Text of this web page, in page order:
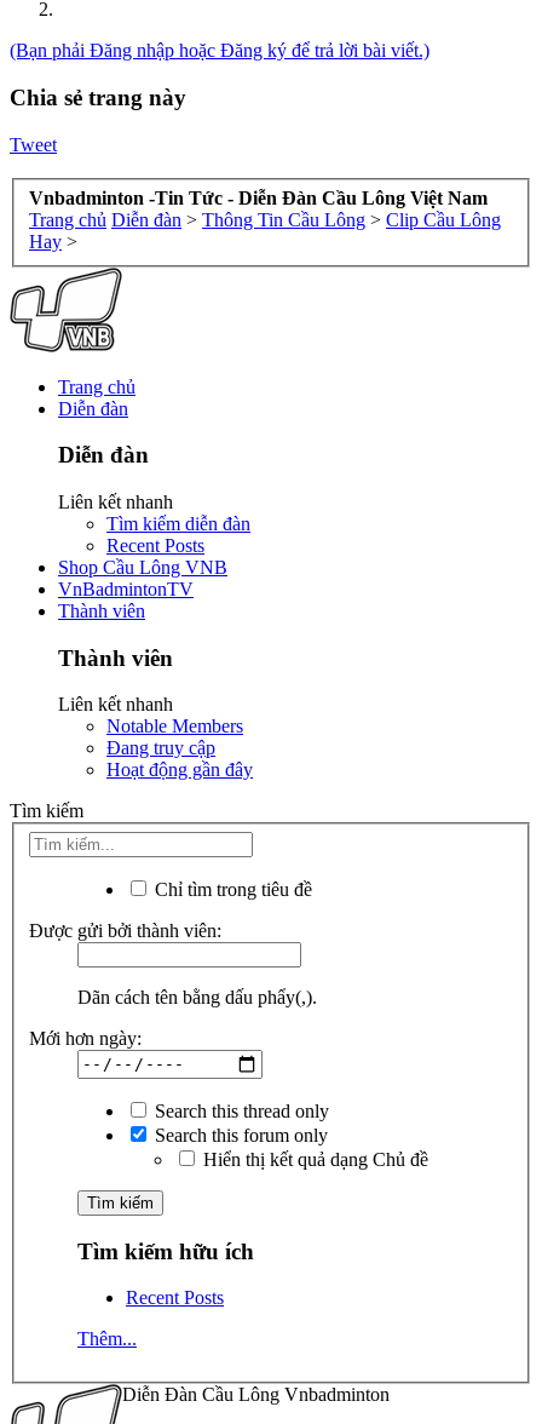
(Bạn phải Đăng nhập hoặc Đăng ký để trả lời bài viết.)
Chia sẻ trang này
Tweet
Vnbadminton -Tin Tức - Diễn Đàn Cầu Lông Việt Nam
Trang chủ Diễn đàn > Thông Tin Cầu Lông > Clip Cầu Lông
Hay >
Trang chủ
Diễn đàn
Diễn đàn
Liên kết nhanh
Tìm kiếm diễn đàn
Recent Posts
Shop Cầu Lông VNB
VnBadmintonTV
Thành viên
Thành viên
Liên kết nhanh
Notable Members
Đang truy cập
Hoạt động gần đây
Tìm kiếm
Chỉ tìm trong tiêu đề
Được gửi bởi thành viên:
Dãn cách tên bằng dấu phẩy(,).
Mới hơn ngày:
Search this thread only
Search this forum only
Hiển thị kết quả dạng Chủ đề
Tìm kiếm hữu ích
Recent Posts
Thêm...
Diễn Đàn Cầu Lông Vnbadminton